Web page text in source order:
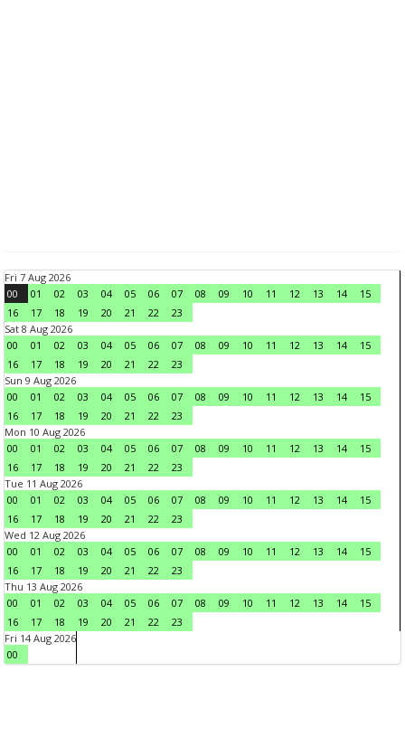
Fri 7 Aug 2026
00
01 02 03 04 05 06 07 08 09 10 11 12 13 14
15
16
17 18 19 20 21 22
23
Sat 8 Aug 2026
00
01 02 03 04 05 06 07 08 09 10 11 12 13 14
15
16
17 18 19 20 21 22
23
Sun 9 Aug 2026
00
01 02 03 04 05 06 07 08 09 10 11 12 13 14
15
16
17 18 19 20 21 22
23
Mon 10 Aug 2026
00
01 02 03 04 05 06 07 08 09 10 11 12 13 14
15
16
17 18 19 20 21 22
23
Tue 11 Aug 2026
00
01 02 03 04 05 06 07 08 09 10 11 12 13 14
15
16
17 18 19 20 21 22
23
Wed 12 Aug 2026
00
01 02 03 04 05 06 07 08 09 10 11 12 13 14
15
16
17 18 19 20 21 22
23
Thu 13 Aug 2026
00
01 02 03 04 05 06 07 08 09 10 11 12 13 14
15
16
17 18 19 20 21 22
23
Fri 14 Aug 2026
00